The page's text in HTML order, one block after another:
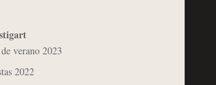
verano 2023
2022